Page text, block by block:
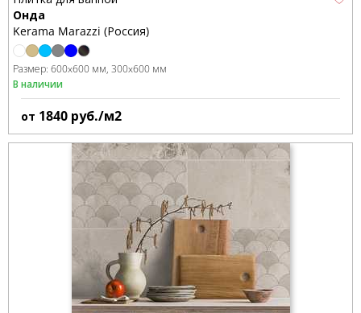
Онда
Kerama Marazzi (Россия)
Размер: 600x600 мм 300x600 мм
В наличии
от 1840 руб./м2